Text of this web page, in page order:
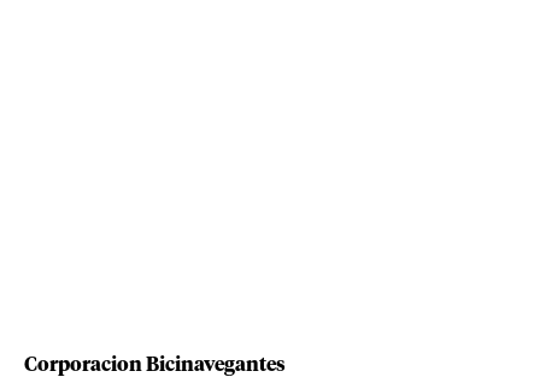
Corporacion Bicinavegantes